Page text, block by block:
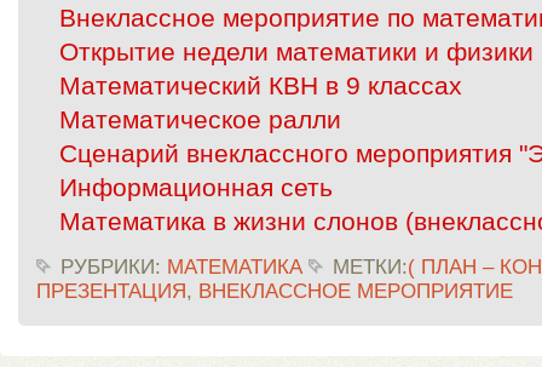
Внеклассное мероприятие по
Открытие недели математики и физики
Математический КВН в 9 классах
Математическое ралли
Сценарий внеклассного мероприятия
Информационная сеть
Математика в жизни слонов
РУБРИКИ: МАТЕМАТИКА МЕТКИ:( ПЛАН –
ПРЕЗЕНТАЦИЯ, ВНЕКЛАССНОЕ МЕРОПРИЯТИЕ